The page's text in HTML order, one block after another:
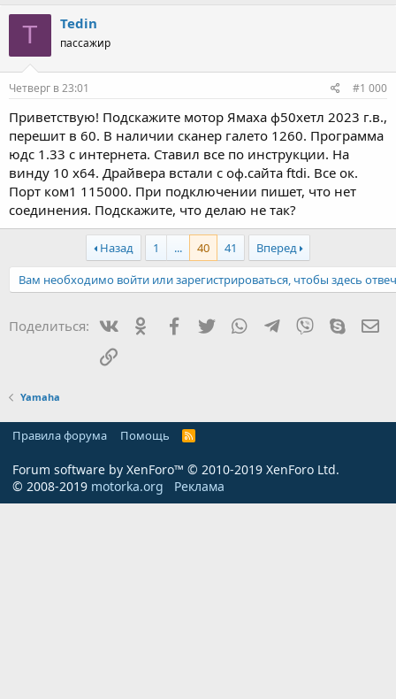
T Tedin
пассажир
Четверг в 23:01 #1 000
Приветствую! Подскажите мотор Ямаха ф50хетл 2023 г.в.,
перешит в 60. В наличии сканер галето 1260. Программа
юдс 1.33 с интернета. Ставил все по инструкции. На
винду 10 x64. Драйвера встали с оф.сайта ftdi. Все ок.
Порт ком1 115000. При подключении пишет, что нет
соединения. Подскажите, что делаю не так?
Назад 1 ... 40 41
Вперед
Вам необходимо войти или зарегистрироваться, чтобы здесь
Поделиться: ВконтактеОдноклассники
Facebook
TwitterWhatsAppTelegram
Viber Skype
Ссылка
Yamaha
Правила форума Помощь
R
Forum software by XenForo™ © 2010-2019 XenForo Ltd.
© 2008-2019 motorka.org Реклама